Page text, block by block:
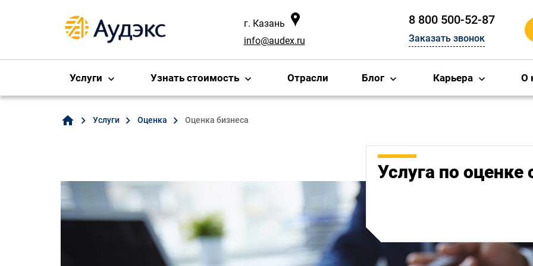
г. Казань
info@audex.ru
8 800 500-52-87
Заказать звонок
Услуги Узнать стоимость Отрасли Блог Карьера О
home Услуги Оценка Оценка бизнеса
Услуга по оценке